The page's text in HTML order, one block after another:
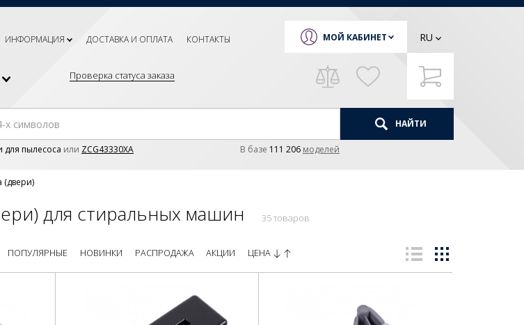
ИНФОРМАЦИЯ ДОСТАВКА И ОПЛАТА КОНТАКТЫ
Проверка статуса заказа
МОЙ КАБИНЕТ RU
НАЙТИ
пылесоса или ZCG43330XA В базе 111 206 моделей
(двери)
для стиральных машин 35 товаров
ПОПУЛЯРНЫЕ НОВИНКИ РАСПРОДАЖА АКЦИИ ЦЕНА